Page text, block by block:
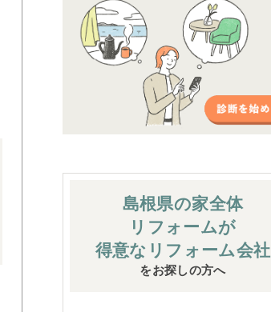
島根県の家全体
リフォームが
得意なリフォーム会社
をお探しの方へ